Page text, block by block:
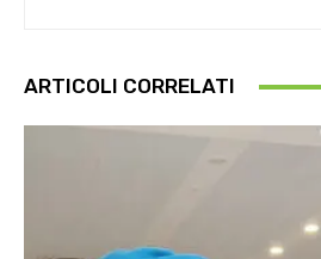
ARTICOLI CORRELATI